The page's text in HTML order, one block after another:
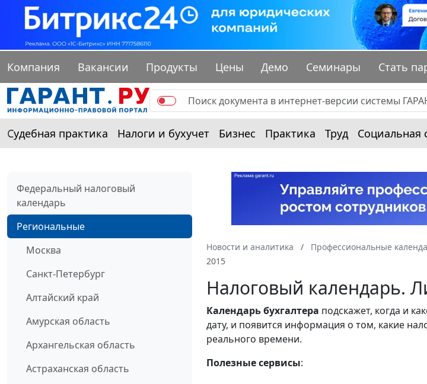
Компания Вакансии Продукты Цены Демо Семинары Стать
Судебная практика Налоги и бухучет Бизнес Практика Труд Социальная
Федеральный налоговый
календарь
Региональные
Москва
Санкт-Петербург
Алтайский край
Амурская область
Архангельская область
Астраханская область
Новости и аналитика Профессиональные
2015
Налоговый календарь.
Календарьбухгалтера подскажет, когда и
дату, и появится информация о том, какие
реального времени.
Полезные сервисы: